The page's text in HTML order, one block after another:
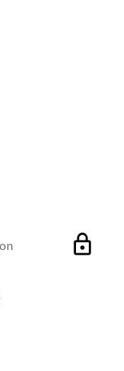
lock